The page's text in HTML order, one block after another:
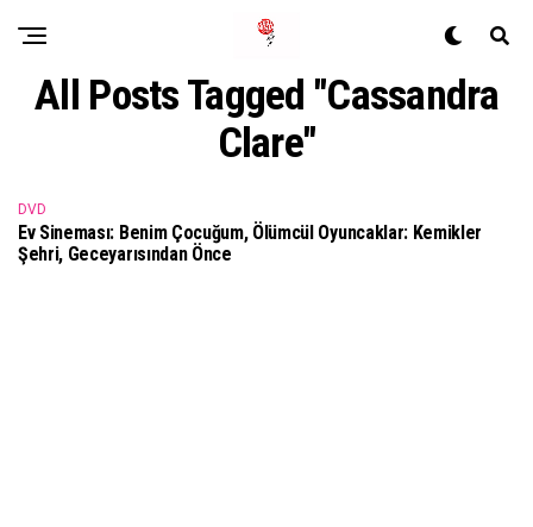
All Posts Tagged "Cassandra
Clare"
DVD
Ev Sineması: Benim Çocuğum, Ölümcül Oyuncaklar: Kemikler
Şehri, Geceyarısından Önce